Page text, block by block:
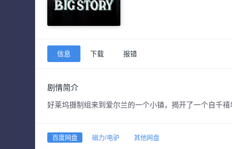
信息 下载 报错
剧情简介
好莱坞摄制组来到爱尔兰的一个小镇，揭开了一个自千禧
百度网盘 磁力/电驴 其他网盘